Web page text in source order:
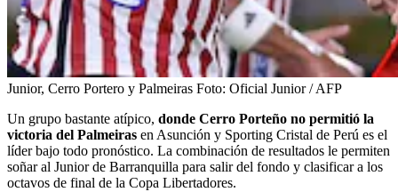
Junior, Cerro Portero y Palmeiras Foto: Oficial Junior / AFP
Un grupo bastante atípico, donde Cerro Porteño no permitió la
victoria del Palmeiras en Asunción y Sporting Cristal de Perú es el
líder bajo todo pronóstico. La combinación de resultados le permiten
soñar al Junior de Barranquilla para salir del fondo y clasificar a los
octavos de final de la Copa Libertadores.